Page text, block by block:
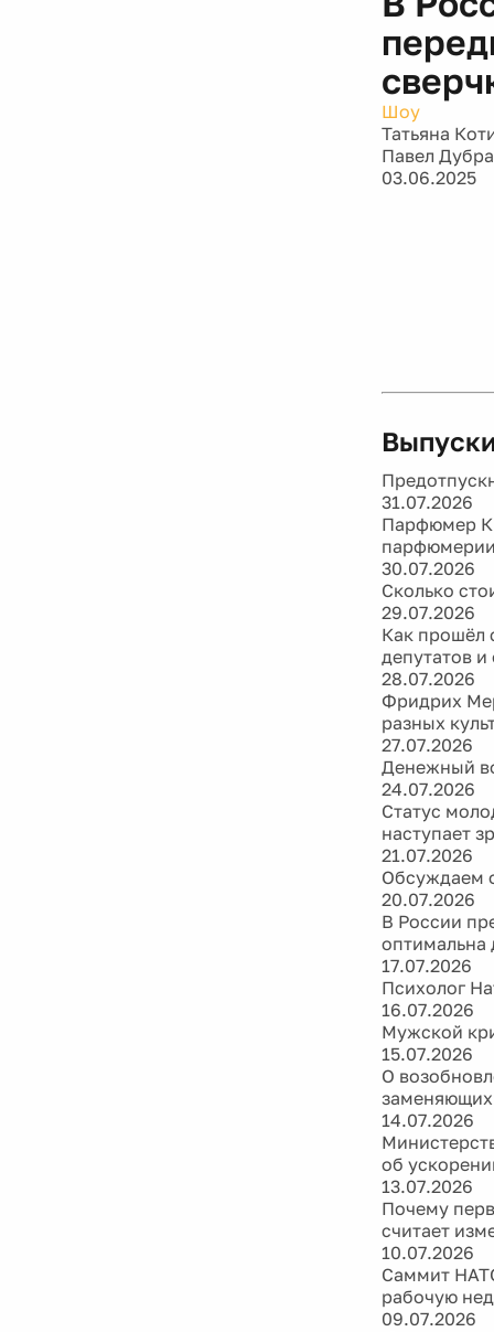
Шоу
Татьяна
Павел
03.06.2025
31.07.2026
Парфюмер
30.07.2026
Сколько
29.07.2026
Как прошёл
депутатов
28.07.2026
Фридрих
разных
27.07.2026
Денежный
24.07.2026
Статус
наступает
21.07.2026
Обсуждаем
20.07.2026
В России
оптимальна
17.07.2026
Психолог
16.07.2026
Мужской
15.07.2026
О
14.07.2026
об
13.07.2026
Почему
считает
10.07.2026
Саммит
рабочую
09.07.2026